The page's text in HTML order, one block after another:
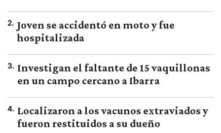
2. Joven se accidentó en moto y fue
hospitalizada
3. Investigan el faltante de 15 vaquillonas
en un campo cercano a Ibarra
4. Localizaron a los vacunos extraviados y
fueron restituidos a su dueño